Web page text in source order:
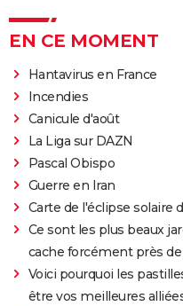
EN CE MOMENT
Hantavirus en France
Incendies
Canicule d'août
La Liga sur DAZN
Pascal Obispo
Guerre en Iran
Carte de l'éclipse solaire
Ce sont les plus beaux
cache forcément près
Voici pourquoi les
être vos meilleures